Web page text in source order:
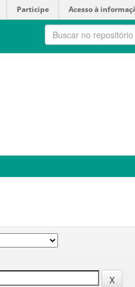
Participe Acesso à